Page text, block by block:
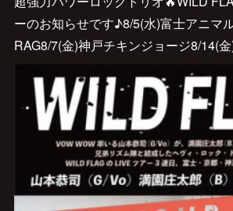
ーのお知らせです♪8/5(水)富士アニマ
RAG8/7(金)神戸チキンジョージ8/14(